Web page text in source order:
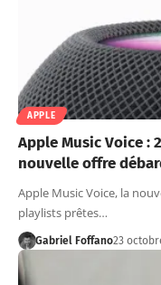
APPLE
Apple Music Voice :
nouvelle offre
Apple Music Voice, la
playlists prêtes…
Gabriel Foffano23